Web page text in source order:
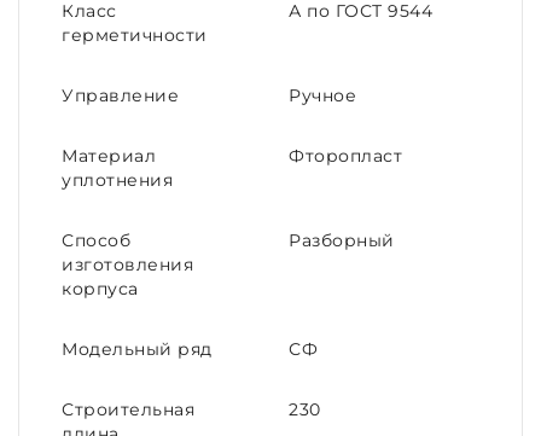
Класс
герметичности
А по ГОСТ 9544
Управление Ручное
Материал
уплотнения
Фторопласт
Способ
изготовления
корпуса
Разборный
Модельный ряд СФ
Строительная
230